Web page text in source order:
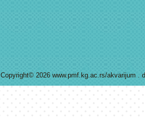
Copyright© 2026 www.pmf.kg.ac.rs/akvarijum .